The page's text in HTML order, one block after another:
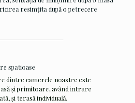
resimțita după o petrecere
spatioase
dintre camerele noastre este
și primitoare, având intrare
și terasă individuală.